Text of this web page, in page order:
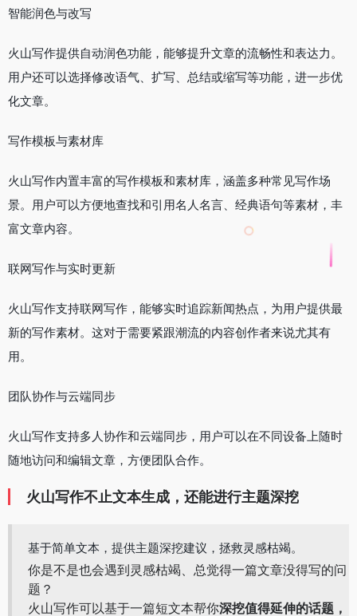
智能润色与改写
火山写作提供自动润色功能，能够提升文章的流畅性和表达力。
用户还可以选择修改语气、扩写、总结或缩写等功能，进一步优
化文章。
写作模板与素材库
火山写作内置丰富的写作模板和素材库，涵盖多种常见写作场
景。用户可以方便地查找和引用名人名言、经典语句等素材，丰
富文章内容。
联网写作与实时更新
火山写作支持联网写作，能够实时追踪新闻热点，为用户提供最
新的写作素材。这对于需要紧跟潮流的内容创作者来说尤其有
用。
团队协作与云端同步
火山写作支持多人协作和云端同步，用户可以在不同设备上随时
随地访问和编辑文章，方便团队合作。
火山写作不止文本生成，还能进行主题深挖
基于简单文本，提供主题深挖建议，拯救灵感枯竭。
你是不是也会遇到灵感枯竭、总觉得一篇文章没得写的问
题？
火山写作可以基于一篇短文本帮你深挖值得延伸的话题，